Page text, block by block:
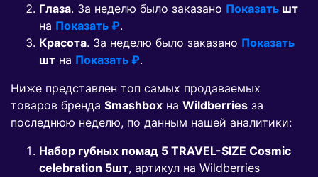
Глаза. За неделю было заказано Показать шт
на Показать ₽.
Красота. За неделю было заказано Показать
шт на Показать ₽.
Ниже представлен топ самых продаваемых
товаров бренда Smashbox на Wildberries за
последнюю неделю, по данным нашей аналитики:
Набор губных помад 5 TRAVEL-SIZE Cosmic
celebration 5шт, артикул на Wildberries